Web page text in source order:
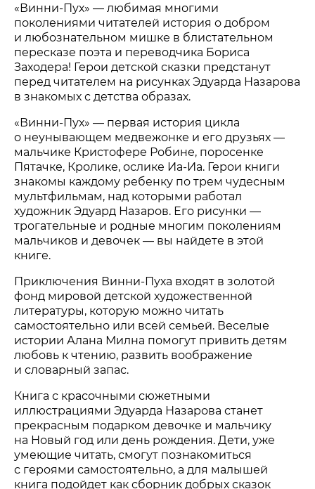
«Винни-Пух» — любимая многими
поколениями читателей история о добром
и любознательном мишке в блистательном
пересказе поэта и переводчика Бориса
Заходера! Герои детской сказки предстанут
перед читателем на рисунках Эдуарда Назарова
в знакомых с детства образах.
«Винни-Пух» — первая история цикла
о неунывающем медвежонке и его друзьях —
мальчике Кристофере Робине, поросенке
Пятачке, Кролике, ослике Иа-Иа. Герои книги
знакомы каждому ребенку по трем чудесным
мультфильмам, над которыми работал
художник Эдуард Назаров. Его рисунки —
трогательные и родные многим поколениям
мальчиков и девочек — вы найдете в этой
книге.
Приключения Винни-Пуха входят в золотой
фонд мировой детской художественной
литературы, которую можно читать
самостоятельно или всей семьей. Веселые
истории Алана Милна помогут привить детям
любовь к чтению, развить воображение
и словарный запас.
Книга с красочными сюжетными
иллюстрациями Эдуарда Назарова станет
прекрасным подарком девочке и мальчику
на Новый год или день рождения. Дети, уже
умеющие читать, смогут познакомиться
с героями самостоятельно, а для малышей
книга подойдет как сборник добрых сказок